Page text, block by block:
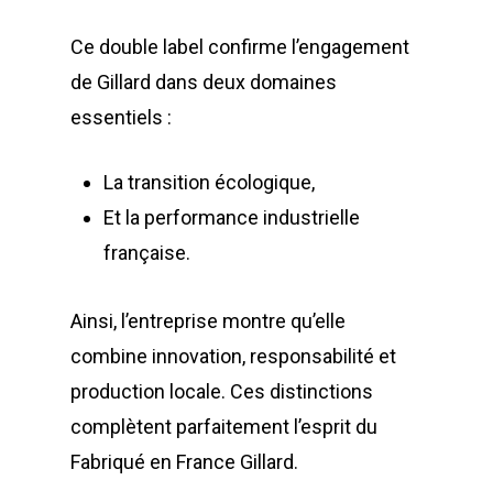
Ce double label confirme l’engagement
de Gillard dans deux domaines
essentiels :
La transition écologique,
Et la performance industrielle
française.
Ainsi, l’entreprise montre qu’elle
combine innovation, responsabilité et
production locale. Ces distinctions
complètent parfaitement l’esprit du
Fabriqué en France Gillard.
Bennes Séries
Bennes spéciales
Barrières de
Bennes amovibles
Conteneurs
pour bennes
Concept ECOPAKT
Déchetterie à plat
Matériels d’occasion
ES
Gillard Solutions
Gillard City
Z.A., Rue des Peupliers / BP
77590 BOIS LE ROI